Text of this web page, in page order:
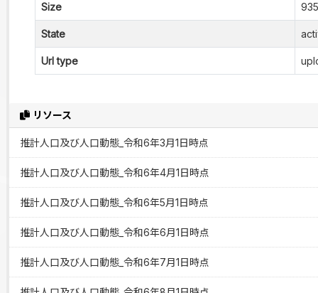
リソース
推計人口及び人口動態_令和6年3月1日時点
推計人口及び人口動態_令和6年4月1日時点
推計人口及び人口動態_令和6年5月1日時点
推計人口及び人口動態_令和6年6月1日時点
推計人口及び人口動態_令和6年7月1日時点
Size
State
Url type